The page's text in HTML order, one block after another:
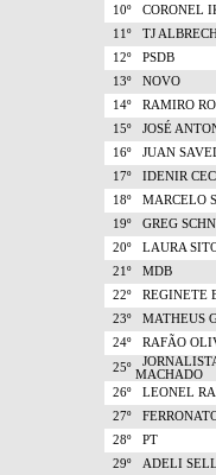
10º
CORONEL
11º
TJ
12º
PSDB
13º
NOVO
14º
RAMIRO
15º
JOSÉ
16º
JUAN
17º
IDENIR
18º
MARCELO
19º
GREG
20º
LAURA
21º
MDB
22º
REGINETE
23º
MATHEUS
24º
RAFÃO
25º
MACHADO
26º
LEONEL
27º
28º
PT
29º
ADELI SELL